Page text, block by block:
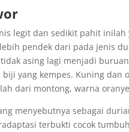
legit dan sedikit pahit
pendek dari pada jenis
asing lagi menjadi
yang kempes. Kuning dan
dari montong, warna
menyebutnya sebagai
terbukti cocok